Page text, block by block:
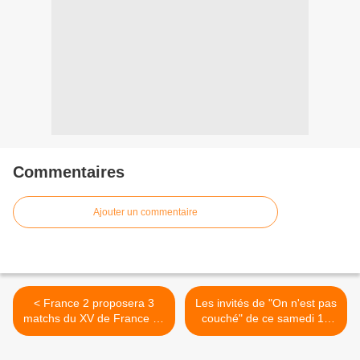
Commentaires
Ajouter un commentaire
< France 2 proposera 3
matchs du XV de France de
Rugby
Les invités de "On n'est pas
couché" de ce samedi 10
novembre >